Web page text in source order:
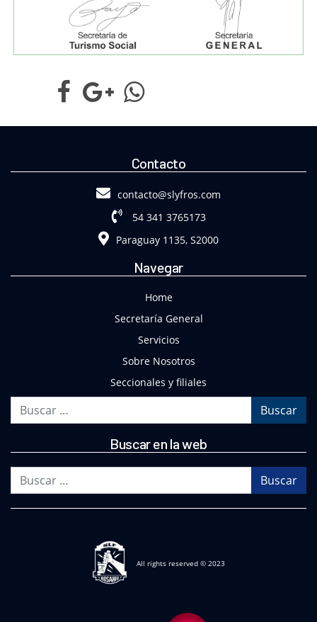
Contacto
contacto@slyfros.com
54 341 3765173
Paraguay 1135, S2000
Navegar
Home
Secretaría General
Servicios
Sobre Nosotros
Seccionales y filiales
Buscar en la web
All rights reserved © 2023